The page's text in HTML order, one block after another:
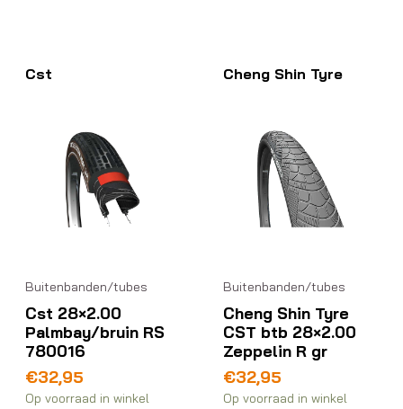
Cst
Buitenbanden/tubes
Cst 28×2.00
Palmbay/bruin RS
780016
€32,95
Op voorraad in winkel
Cheng Shin Tyre
Buitenbanden/tubes
Cheng Shin Tyre
CST btb 28×2.00
Zeppelin R gr
€32,95
Op voorraad in winkel